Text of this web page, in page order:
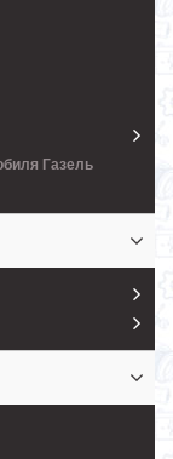
Газель